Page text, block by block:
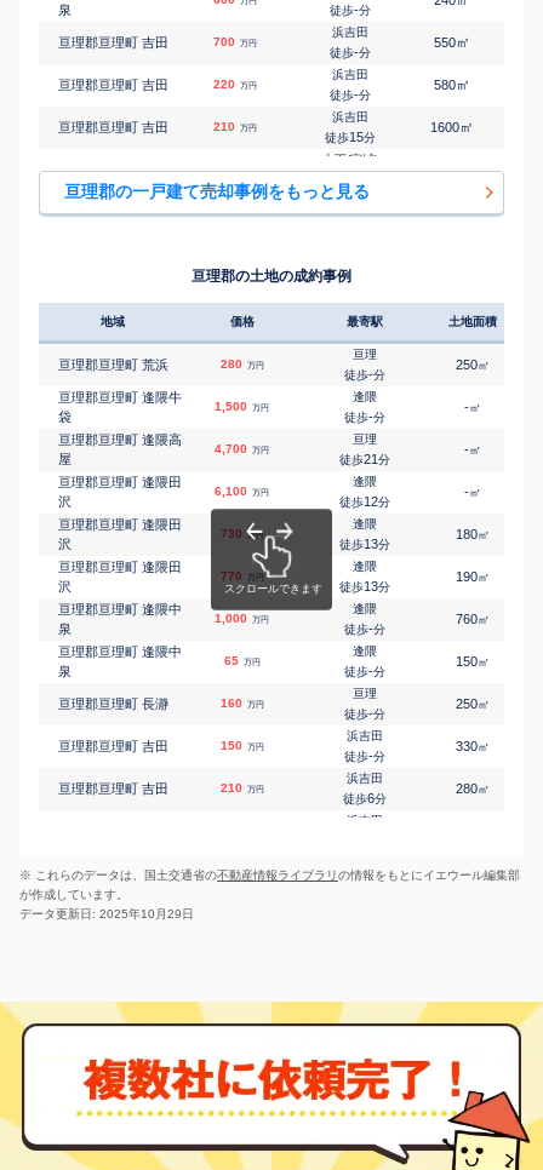
泉 徒歩-分
亘理郡亘理町 吉田 700 万円
浜吉田
徒歩-分
550㎡
亘理郡亘理町 吉田 220 万円
浜吉田
徒歩-分
580㎡
亘理郡亘理町 吉田 210 万円
浜吉田
徒歩15分
1600㎡
亘理郡山元町 浅生原 1,000 万円
山下(宮城)
230㎡
亘理郡山元町 浅生原 100 万円
山下(宮城)
25
230㎡ 115
山下(宮城)
徒歩-分
亘理郡山元町 小平 2,200 万円
山下(宮城)
徒歩-分
340㎡ 115
坂元
16分
亘理郡山元町 山寺
山下(宮城)
18分
亘理郡の一戸建て売却事例をもっと見る
亘理郡の土地の成約事例
地域 価格 最寄駅 土地面積
亘理郡亘理町 荒浜 280 万円
亘理
徒歩-分
250㎡
亘理郡亘理町 逢隈牛
袋
1,500 万円
逢隈
徒歩-分
-㎡
亘理郡亘理町 逢隈高
屋
4,700 万円
亘理
徒歩21分
-㎡
亘理郡亘理町 逢隈田
沢
6,100 万円
逢隈
徒歩12分
-㎡
亘理郡亘理町 逢隈田
沢
730 万円
逢隈
徒歩13分
180㎡
亘理郡亘理町 逢隈田
沢
770 万円
逢隈
徒歩13分
190㎡
亘理郡亘理町 逢隈中
泉
1,000 万円
逢隈
徒歩-分
760㎡
亘理郡亘理町 逢隈中
泉
65 万円
逢隈
徒歩-分
150㎡
亘理郡亘理町 長瀞 160 万円
亘理
徒歩-分
250㎡
亘理郡亘理町 吉田 150 万円
浜吉田
徒歩-分
330㎡
亘理郡亘理町 吉田 210 万円
浜吉田
徒歩6分
280㎡
浜吉田
亘理郡山元町 浅生原 1,000 万円
徒歩6分
1000㎡
亘理郡山元町 大平
亘理郡山元町 高瀬 270 万円
徒歩
220㎡
亘理郡山元町 山寺 450 万円
山下(宮城)
徒歩 6分
450
山下(宮城)
300㎡
※ これらのデータは、国土交通省の不動産情報ライブラリの情報をもとにイエウール編集部
が作成しています。
データ更新日: 2025年10月29日